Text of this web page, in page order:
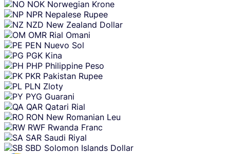
NOK Norwegian Krone
NPR Nepalese Rupee
NZD New Zealand Dollar
OMR Rial Omani
PEN Nuevo Sol
PGK Kina
PHP Philippine Peso
PKR Pakistan Rupee
PLN Zloty
PYG Guarani
QAR Qatari Rial
RON New Romanian Leu
RWF Rwanda Franc
SAR Saudi Riyal
SBD Solomon Islands Dollar